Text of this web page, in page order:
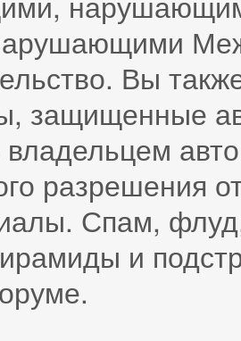
Вы
защищенные
владельцем
разрешения
Спам,
и